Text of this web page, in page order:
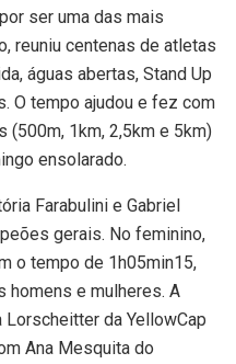
ser uma das mais
reuniu centenas de atletas
águas abertas, Stand Up
O tempo ajudou e fez com
(500m, 1km, 2,5km e 5km)
ensolarado.
Farabulini e Gabriel
gerais. No feminino,
o tempo de 1h05min15,
homens e mulheres. A
da YellowCap
Ana Mesquita do